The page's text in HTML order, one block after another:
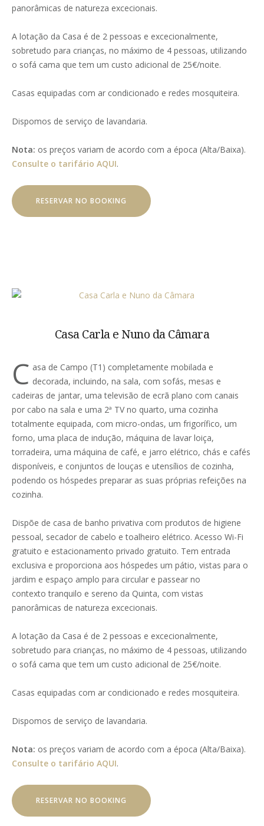
panorâmicas de natureza excecionais.
A lotação da Casa é de 2 pessoas e excecionalmente,
sobretudo para crianças, no máximo de 4 pessoas, utilizando
o sofá cama que tem um custo adicional de 25€/noite.
Casas equipadas com ar condicionado e redes mosquiteira.
Dispomos de serviço de lavandaria.
Nota: os preços variam de acordo com a época (Alta/Baixa).
Consulte o tarifário AQUI.
RESERVAR NO BOOKING
Casa Carla e Nuno da Câmara
C asa de Campo (T1) completamente mobilada e
decorada, incluindo, na sala, com sofás, mesas e
cadeiras de jantar, uma televisão de ecrã plano com canais
por cabo na sala e uma 2ª TV no quarto, uma cozinha
totalmente equipada, com micro-ondas, um frigorífico, um
forno, uma placa de indução, máquina de lavar loiça,
torradeira, uma máquina de café, e jarro elétrico, chás e cafés
disponíveis, e conjuntos de louças e utensílios de cozinha,
podendo os hóspedes preparar as suas próprias refeições na
cozinha.
Dispõe de casa de banho privativa com produtos de higiene
pessoal, secador de cabelo e toalheiro elétrico. Acesso Wi-Fi
gratuito e estacionamento privado gratuito. Tem entrada
exclusiva e proporciona aos hóspedes um pátio, vistas para o
jardim e espaço amplo para circular e passear no
contexto tranquilo e sereno da Quinta, com vistas
panorâmicas de natureza excecionais.
A lotação da Casa é de 2 pessoas e excecionalmente,
sobretudo para crianças, no máximo de 4 pessoas, utilizando
o sofá cama que tem um custo adicional de 25€/noite.
Casas equipadas com ar condicionado e redes mosquiteira.
Dispomos de serviço de lavandaria.
Nota: os preços variam de acordo com a época (Alta/Baixa).
Consulte o tarifário AQUI.
RESERVAR NO BOOKING